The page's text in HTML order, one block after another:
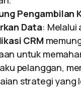
Pengambilan
Data: Melalui
CRM
untuk
pelanggan,
strategi yang